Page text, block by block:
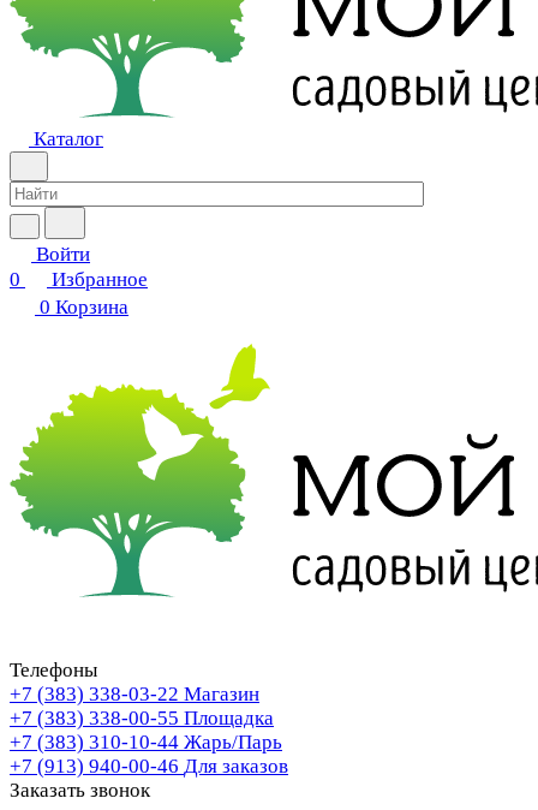
Каталог
Войти
0
Избранное
0 Корзина
Телефоны
+7 (383) 338-03-22 Магазин
+7 (383) 338-00-55 Площадка
+7 (383) 310-10-44 Жарь/Парь
+7 (913) 940-00-46 Для заказов
Заказать звонок